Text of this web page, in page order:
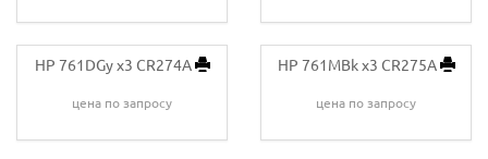
HP 761DGy x3 CR274A
цена по запросу
HP 761MBk x3 CR275A
цена по запросу